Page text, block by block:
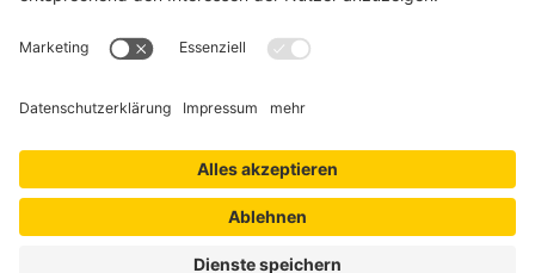
Deutschen Gießerei-Industrie e.V.
40549 Düsseldorf
Telefon:0211 - 68 71 - 03
0211 - 68 71 - 3333
E-Mail:info(at)bdguss.de